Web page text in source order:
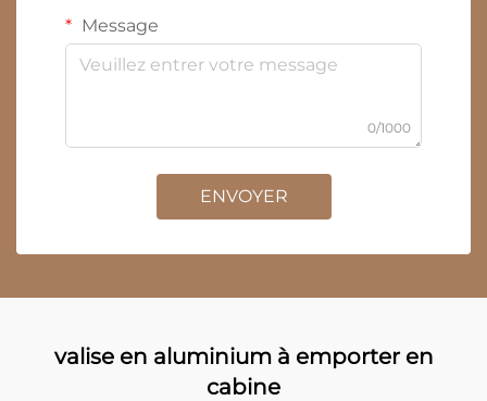
Message
0/1000
ENVOYER
valise en aluminium à emporter en
cabine